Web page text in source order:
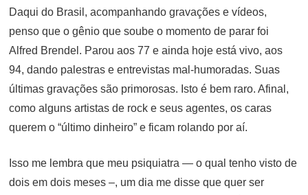
Daqui do Brasil, acompanhando gravações e vídeos,
penso que o gênio que soube o momento de parar foi
Alfred Brendel. Parou aos 77 e ainda hoje está vivo, aos
94, dando palestras e entrevistas mal-humoradas. Suas
últimas gravações são primorosas. Isto é bem raro. Afinal,
como alguns artistas de rock e seus agentes, os caras
querem o “último dinheiro” e ficam rolando por aí.
Isso me lembra que meu psiquiatra — o qual tenho visto de
dois em dois meses –, um dia me disse que quer ser